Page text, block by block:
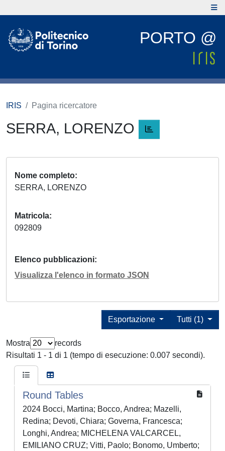
PORTO @
IRIS Pagina ricercatore
SERRA, LORENZO
Nome completo
SERRA, LORENZO
Matricola
092809
Elenco pubblicazioni
Visualizza l'elenco in formato JSON
Tutti (1)
Esportazione
Mostra
records
Risultati 1 - 1 di 1 (tempo di esecuzione: 0.007 secondi).
Round Tables
2024 Bocci, Martina; Bocco, Andrea; Mazelli,
Redina; Devoti, Chiara; Governa, Francesca;
Longhi, Andrea; MICHELENA VALCARCEL,
EMILIANO CRUZ; Vitti, Paolo; Bonomo, Umberto;